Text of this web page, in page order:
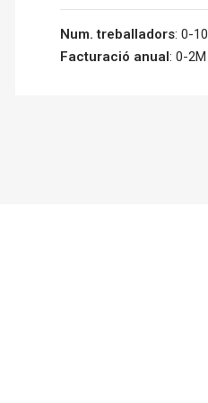
Num. treballadors: 0-10
Facturació anual : 0-2M